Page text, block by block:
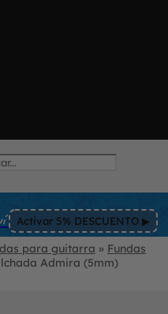
Activar 5% DESCUENTO ▶︎
para guitarra » Fundas
Admira (5mm)